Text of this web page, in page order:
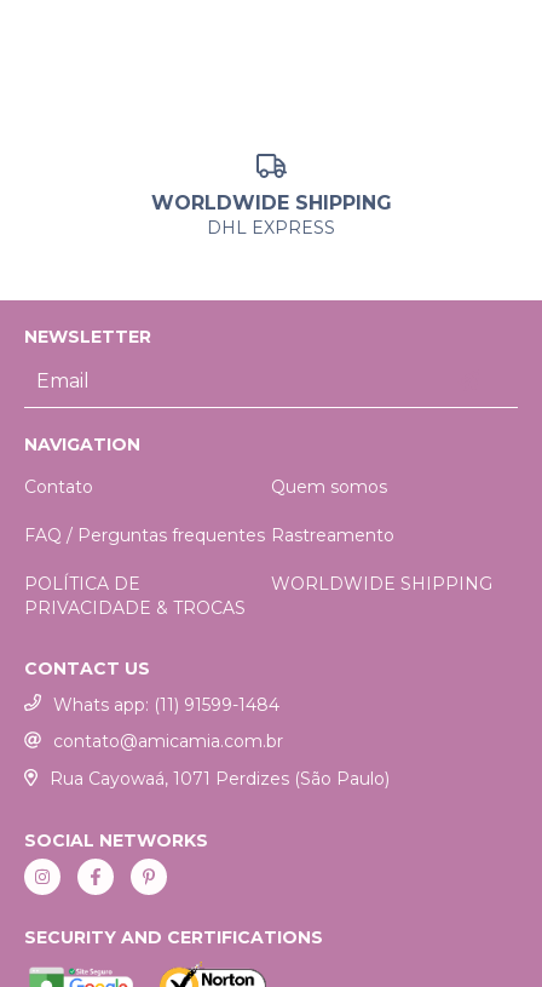
WORLDWIDE SHIPPING
DHL EXPRESS
NEWSLETTER
NAVIGATION
Contato
Quem somos
FAQ / Perguntas frequentes Rastreamento
POLÍTICA DE
PRIVACIDADE & TROCAS
WORLDWIDE SHIPPING
CONTACT US
Whats app: (11) 91599-1484
contato@amicamia.com.br
Rua Cayowaá, 1071 Perdizes (São Paulo)
SOCIAL NETWORKS
SECURITY AND CERTIFICATIONS